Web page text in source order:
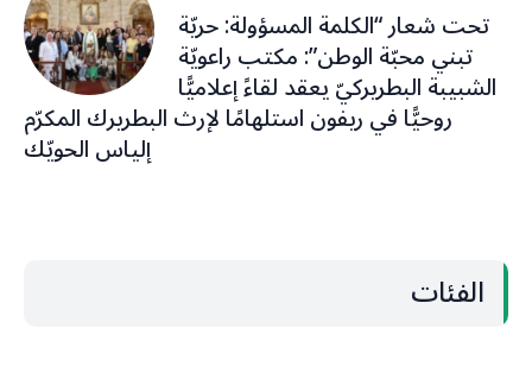
تحت شعار “الكلمة المسؤولة: حريّة
تبني محبّة الوطن”: مكتب راعويّة
الشبيبة البطريركيّ يعقد لقاءً إعلاميًّا
روحيًّا في ريفون استلهامًا لإرث البطريرك المكرّم
إلياس الحويّك
الفئات